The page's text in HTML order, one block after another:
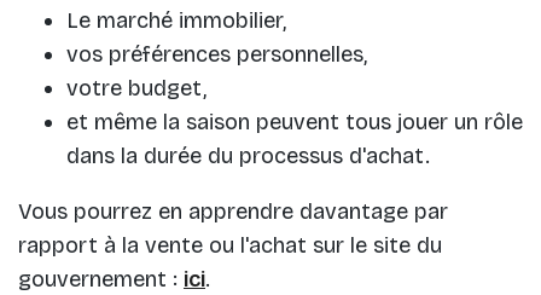
Le marché immobilier,
vos préférences personnelles,
votre budget,
et même la saison peuvent tous jouer un rôle
dans la durée du processus d'achat.
Vous pourrez en apprendre davantage par
rapport à la vente ou l'achat sur le site du
gouvernement : ici